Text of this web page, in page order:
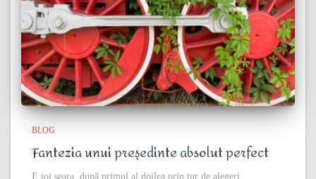
BLOG
Fantezia unui președinte absolut perfect
E joi seara, după primul al doilea prin tur de alegeri